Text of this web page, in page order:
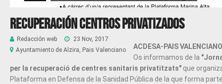
Recuperación Centros Privatizados
Redacción web
23 Nov, 2017
Ayuntamiento de Alzira, Pais Valenciano
ACDESA-PAIS VALENCIANO
Os informamos de la
per la recuperació de centres sanitaris privatitzats" que
Plataforma en Defensa de la Sanidad Pública de la que forma